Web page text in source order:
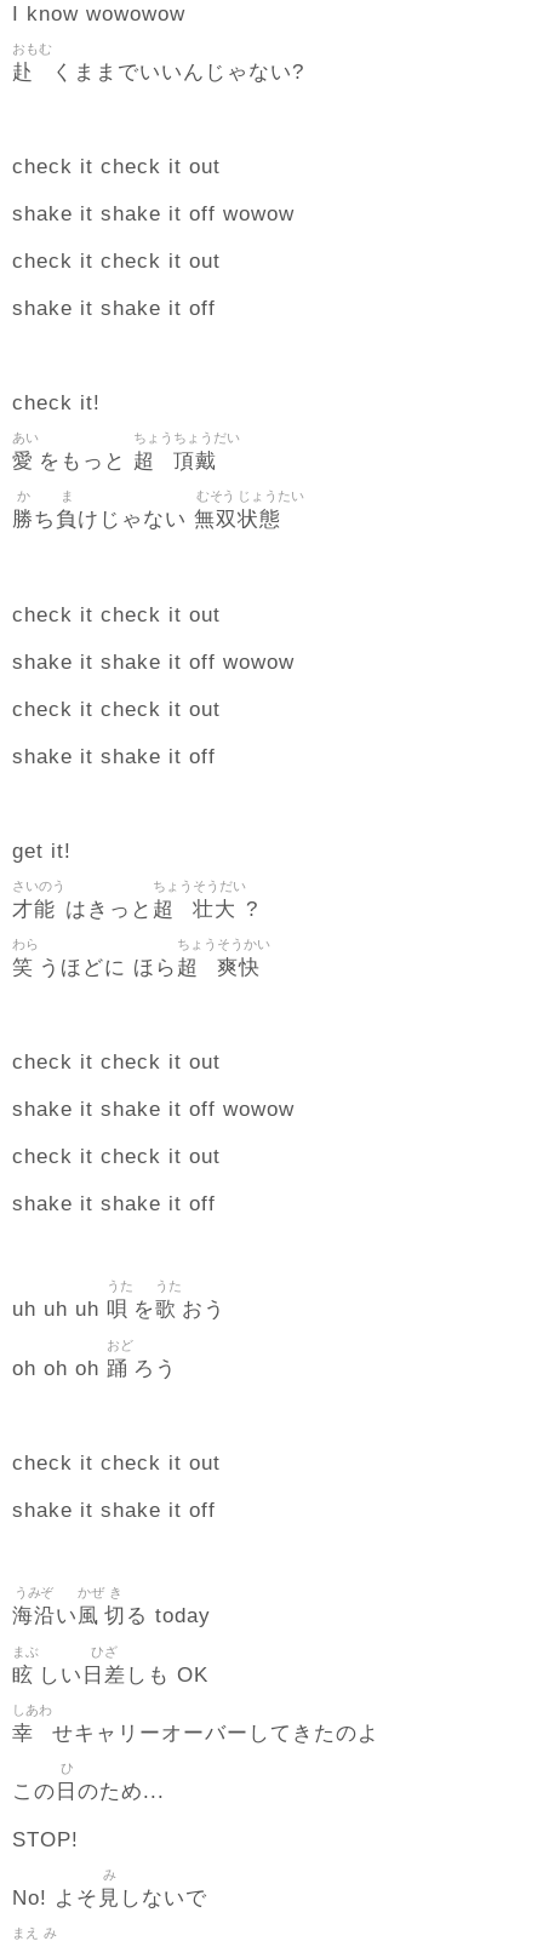
I know wowowow
赴
おもむ
くままでいいんじゃない?
check it check it out
shake it shake it off wowow
check it check it out
shake it shake it off
check it!
愛
あい
をもっと 超
ちょう
頂戴
ちょうだい
勝
か
ち 負
ま
けじゃない 無双
むそう
状態
じょうたい
check it check it out
shake it shake it off wowow
check it check it out
shake it shake it off
get it!
才能
さいのう
はきっと 超
ちょう
壮大
そうだい
?
笑
わら
うほどに ほら 超
ちょう
爽快
そうかい
check it check it out
shake it shake it off wowow
check it check it out
shake it shake it off
uh uh uh 唄
うた
を歌
うた
おう
oh oh oh 踊
おど
ろう
check it check it out
shake it shake it off
海沿
うみぞ
い風
かぜ
切
き
る today
眩
まぶ
しい 日差
ひざ
しも OK
幸
しあわ
せキャリーオーバーしてきたのよ
この 日
ひ
のため...
STOP!
No! よそ 見
み
しないで
まえ み